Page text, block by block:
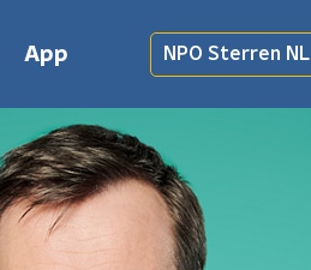
App NPO Sterren NL